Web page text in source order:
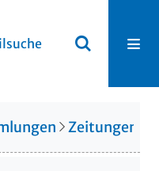
Zeitungen